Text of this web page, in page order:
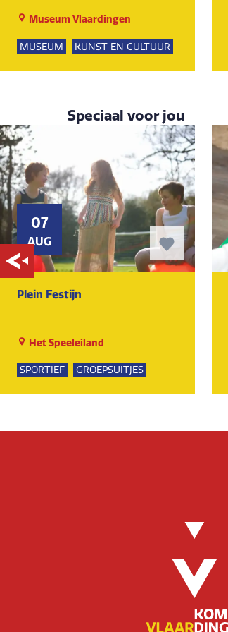
Museum Vlaardingen
MUSEUM KUNST EN CULTUUR
Speciaal voor jou
07
AUG
Plein Festijn
Het Speeleiland
SPORTIEF GROEPSUITJES